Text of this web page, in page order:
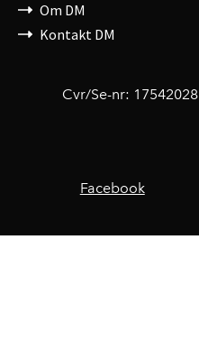
Om DM
Kontakt DM
Cvr/Se-nr: 17542028
Facebook